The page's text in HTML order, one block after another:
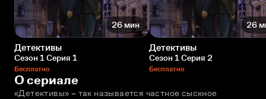
26 мин
Детективы
Сезон 1 Серия 1
Бесплатно
26
Детективы
Сезон 1 Серия 2
Бесплатно
О сериале
«Детективы» – так называется частное сыскное